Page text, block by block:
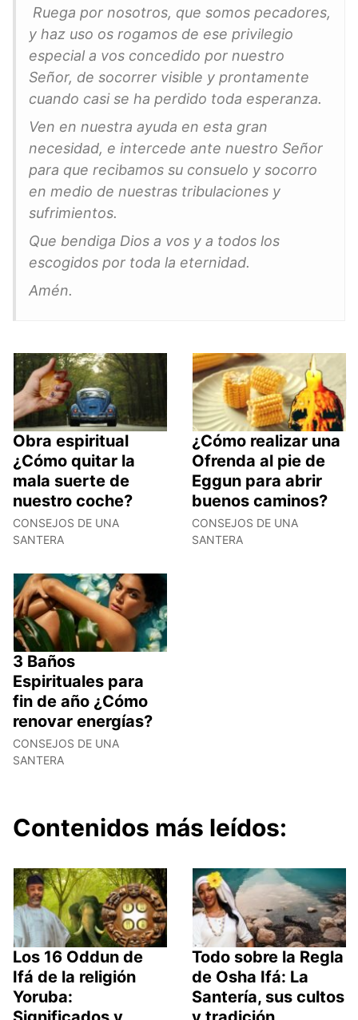
Ruega por nosotros, que somos pecadores,
y haz uso os rogamos de ese privilegio
especial a vos concedido por nuestro
Señor, de socorrer visible y prontamente
cuando casi se ha perdido toda esperanza.
Ven en nuestra ayuda en esta gran
necesidad, e intercede ante nuestro Señor
para que recibamos su consuelo y socorro
en medio de nuestras tribulaciones y
sufrimientos.
Que bendiga Dios a vos y a todos los
escogidos por toda la eternidad.
Amén.
Obra espiritual
¿Cómo quitar la
mala suerte de
nuestro coche?
CONSEJOS DE UNA
SANTERA
¿Cómo realizar una
Ofrenda al pie de
Eggun para abrir
buenos caminos?
CONSEJOS DE UNA
SANTERA
3 Baños
Espirituales para
fin de año ¿Cómo
renovar energías?
CONSEJOS DE UNA
SANTERA
Contenidos más leídos:
Los 16 Oddun de
Ifá de la religión
Yoruba:
Todo sobre la Regla
de Osha Ifá: La
Santería, sus cultos